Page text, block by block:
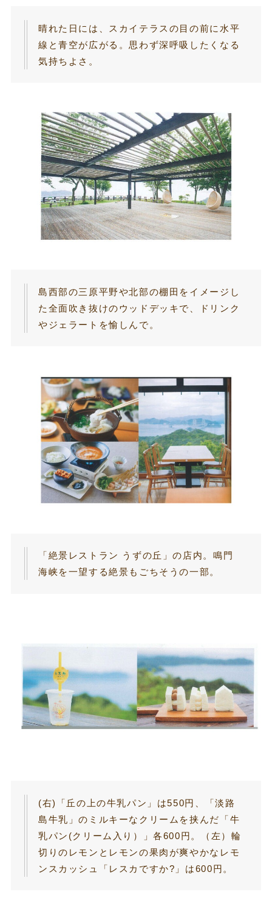
晴れた日には、スカイテラスの目の前に水平
線と青空が広がる。思わず深呼吸したくなる
気持ちよさ。
島西部の三原平野や北部の棚田をイメージし
た全面吹き抜けのウッドデッキで、ドリンク
やジェラートを愉しんで。
「絶景レストラン うずの丘」の店内。鳴門
海峡を一望する絶景もごちそうの一部。
(右)「丘の上の牛乳パン」は550円、「淡路
島牛乳」のミルキーなクリームを挟んだ「牛
乳パン(クリーム入り）」各600円。（左）輪
切りのレモンとレモンの果肉が爽やかなレモ
ンスカッシュ「レスカですか?」は600円。